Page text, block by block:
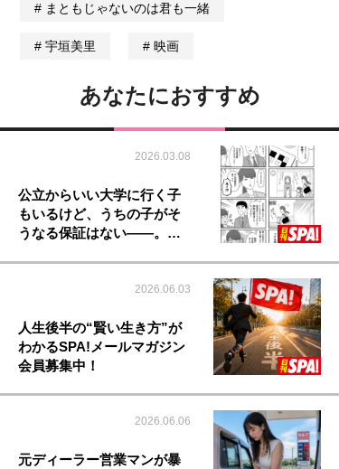
まともじゃないのは君も一緒
宇垣美里 映画
あなたにおすすめ
2026.03.08
公立からいい大学に行く子
もいるけど、うちの子がそ
うなる保証はない――。…
2026.06.03
人生後半の“賢い生き方”が
わかるSPA!メールマガジン
会員募集中！
2026.06.06
元ディーラー営業マンが暴